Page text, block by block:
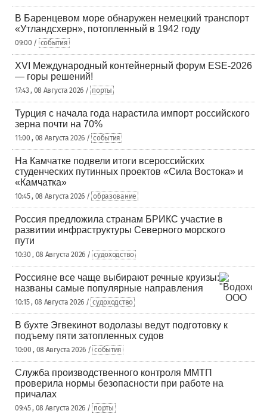
В Баренцевом море обнаружен немецкий транспорт
«Утландсхерн», потопленный в 1942 году
09:00 / события
XVI Международный контейнерный форум ESE-2026
— горы решений!
17:43 , 08 Августа 2026 / порты
Турция с начала года нарастила импорт российского
зерна почти на 70%
11:00 , 08 Августа 2026 / события
На Камчатке подвели итоги всероссийских
студенческих путинных проектов «Сила Востока» и
«Камчатка»
10:45 , 08 Августа 2026 / образование
Россия предложила странам БРИКС участие в
развитии инфраструктуры Северного морского
пути
10:30 , 08 Августа 2026 / судоходство
Россияне все чаще выбирают речные круизы:
названы самые популярные направления
10:15 , 08 Августа 2026 / судоходство
В бухте Эгвекинот водолазы ведут подготовку к
подъему пяти затопленных судов
10:00 , 08 Августа 2026 / события
Служба производственного контроля ММТП
проверила нормы безопасности при работе на
причалах
09:45 , 08 Августа 2026 / порты